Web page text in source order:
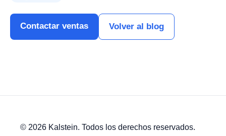
Contactar ventas Volver al blog
© 2026 Kalstein. Todos los derechos reservados.